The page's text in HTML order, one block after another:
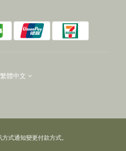
繁體中文
式通知變更付款方式。